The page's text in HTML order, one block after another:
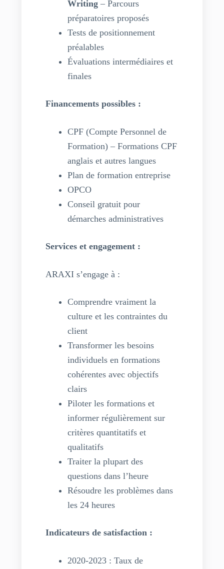
Writing– Parcours
préparatoires proposés
Tests de positionnement
préalables
Évaluations intermédiaires et
finales
Financements possibles :
CPF (Compte Personnel de
Formation) – Formations CPF
anglais et autres langues
Plan de formation entreprise
OPCO
Conseil gratuit pour
démarches administratives
Services et engagement :
ARAXI s’engage à :
Comprendre vraiment la
culture et les contraintes du
client
Transformer les besoins
individuels en formations
cohérentes avec objectifs
clairs
Piloter les formations et
informer régulièrement sur
critères quantitatifs et
qualitatifs
Traiter la plupart des
questions dans l’heure
Résoudre les problèmes dans
les 24 heures
Indicateurs de satisfaction :
2020-2023 : Taux de